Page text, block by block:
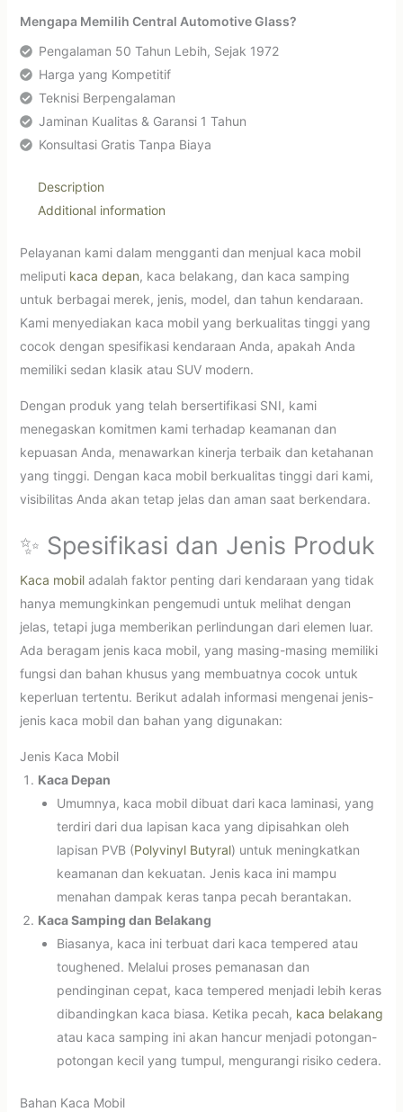
Mengapa Memilih Central Automotive Glass?
Pengalaman 50 Tahun Lebih, Sejak 1972
Harga yang Kompetitif
Teknisi Berpengalaman
Jaminan Kualitas & Garansi 1 Tahun
Konsultasi Gratis Tanpa Biaya
Description
Additional information
Pelayanan kami dalam mengganti dan menjual kaca mobil
meliputi kaca depan, kaca belakang, dan kaca samping
untuk berbagai merek, jenis, model, dan tahun kendaraan.
Kami menyediakan kaca mobil yang berkualitas tinggi yang
cocok dengan spesifikasi kendaraan Anda, apakah Anda
memiliki sedan klasik atau SUV modern.
Dengan produk yang telah bersertifikasi SNI, kami
menegaskan komitmen kami terhadap keamanan dan
kepuasan Anda, menawarkan kinerja terbaik dan ketahanan
yang tinggi. Dengan kaca mobil berkualitas tinggi dari kami,
visibilitas Anda akan tetap jelas dan aman saat berkendara.
✨ Spesifikasi dan Jenis Produk
Kaca mobiladalah faktor penting dari kendaraan yang tidak
hanya memungkinkan pengemudi untuk melihat dengan
jelas, tetapi juga memberikan perlindungan dari elemen luar.
Ada beragam jenis kaca mobil, yang masing-masing memiliki
fungsi dan bahan khusus yang membuatnya cocok untuk
keperluan tertentu. Berikut adalah informasi mengenai jenis-
jenis kaca mobil dan bahan yang digunakan:
Jenis Kaca Mobil
Kaca Depan
Umumnya, kaca mobil dibuat dari kaca laminasi, yang
terdiri dari dua lapisan kaca yang dipisahkan oleh
lapisan PVB (Polyvinyl Butyral) untuk meningkatkan
keamanan dan kekuatan. Jenis kaca ini mampu
menahan dampak keras tanpa pecah berantakan.
Kaca Samping dan Belakang
Biasanya, kaca ini terbuat dari kaca tempered atau
toughened. Melalui proses pemanasan dan
pendinginan cepat, kaca tempered menjadi lebih keras
dibandingkan kaca biasa. Ketika pecah, kaca belakang
atau kaca samping ini akan hancur menjadi potongan-
potongan kecil yang tumpul, mengurangi risiko cedera.
Bahan Kaca Mobil